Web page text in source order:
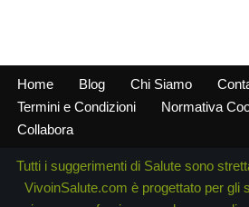
Home Blog Chi Siamo
Termini e Condizioni
Normativa
Collabora
Tutti i suggerimenti di Salute sono
VivoinSalute.com è progettato per gli